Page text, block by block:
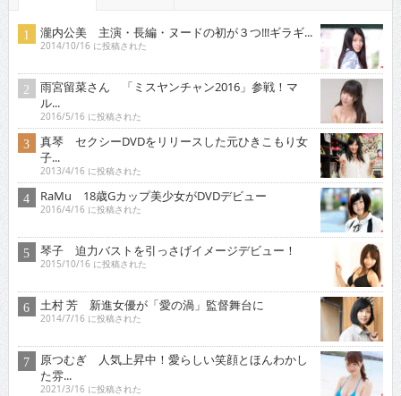
瀧内公美 主演・長編・ヌードの初が３つ!!!ギラギ...
2014/10/16 に投稿された
雨宮留菜さん 「ミスヤンチャン2016」参戦！マ
ル...
2016/5/16 に投稿された
真琴 セクシーDVDをリリースした元ひきこもり女
子...
2013/4/16 に投稿された
RaMu 18歳Gカップ美少女がDVDデビュー
2016/4/16 に投稿された
琴子 迫力バストを引っさげイメージデビュー！
2015/10/16 に投稿された
土村 芳 新進女優が「愛の渦」監督舞台に
2014/7/16 に投稿された
原つむぎ 人気上昇中！愛らしい笑顔とほんわかし
た雰...
2021/3/16 に投稿された